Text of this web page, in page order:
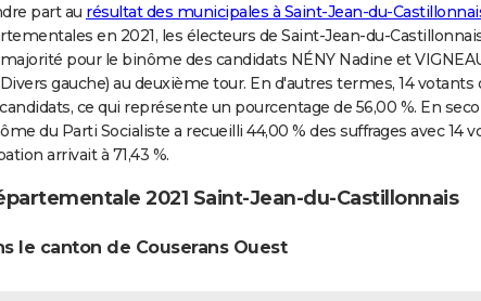
part au résultat des municipales à Saint-Jean-du-
en 2021, les électeurs de Saint-Jean-du-
pour le binôme des candidats NÉNY Nadine et
gauche) au deuxième tour. En d'autres termes, 14 votants
ce qui représente un pourcentage de 56,00 %. En
du Parti Socialiste a recueilli 44,00 % des suffrages avec 14
arrivait à 71,43 %.
2021 Saint-Jean-du-Castillonnais
le canton de Couserans Ouest